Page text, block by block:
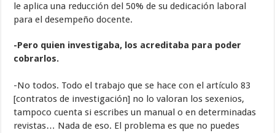
le aplica una reducción del 50% de su dedicación laboral
para el desempeño docente.
-Pero quien investigaba, los acreditaba para poder
cobrarlos.
-No todos. Todo el trabajo que se hace con el artículo 83
[contratos de investigación] no lo valoran los sexenios,
tampoco cuenta si escribes un manual o en determinadas
revistas… Nada de eso. El problema es que no puedes